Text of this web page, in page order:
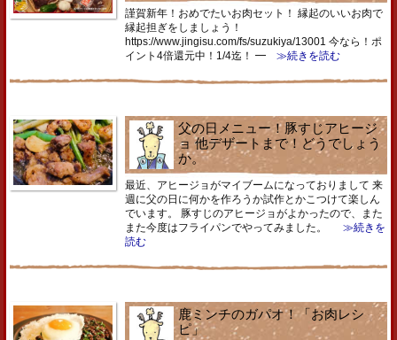
謹賀新年！おめでたいお肉セット！ 縁起のいいお肉で
縁起担ぎをしましょう！
https://www.jingisu.com/fs/suzukiya/13001 今なら！ポ
イント4倍還元中！1/4迄！ ━ ≫続きを読む
父の日メニュー！豚すじアヒージ
ョ 他デザートまで！どうでしょう
か。
最近、アヒージョがマイブームになっておりまして 来
週に父の日に何かを作ろうか試作とかこつけて楽しん
でいます。 豚すじのアヒージョがよかったので、また
また今度はフライパンでやってみました。
≫続きを
読む
鹿ミンチのガパオ！「お肉レシ
ピ」